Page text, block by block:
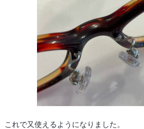
これで又使えるようになりました。